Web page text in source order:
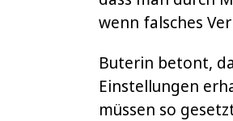
wenn falsches
Buterin betont,
Einstellungen
müssen so